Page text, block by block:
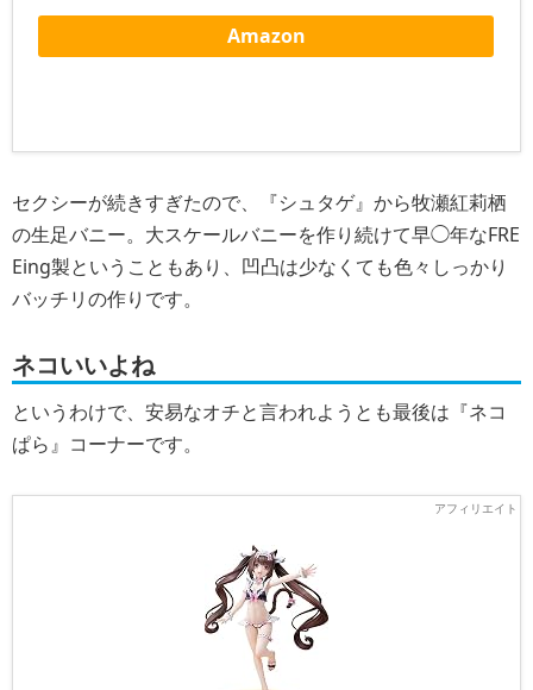
Amazon
セクシーが続きすぎたので、『シュタゲ』から牧瀬紅莉栖
の生足バニー。大スケールバニーを作り続けて早◯年なFRE
Eing製ということもあり、凹凸は少なくても色々しっかり
バッチリの作りです。
ネコいいよね
というわけで、安易なオチと言われようとも最後は『ネコ
ぱら』コーナーです。